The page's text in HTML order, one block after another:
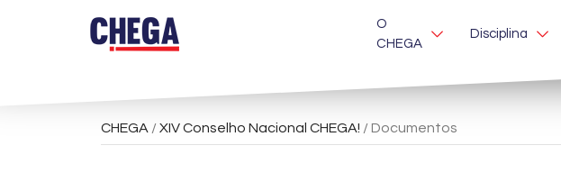
O
CHEGA
Disciplina
CHEGA /XIV Conselho Nacional CHEGA! / Documentos